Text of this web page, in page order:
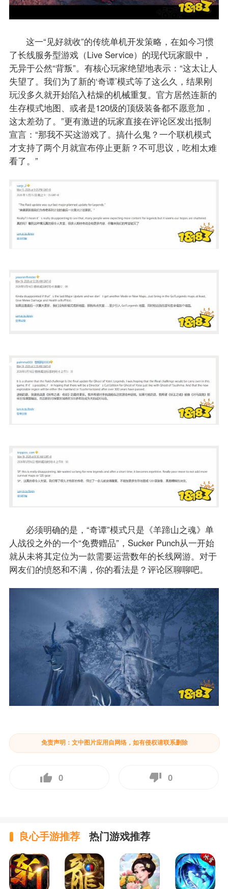
这一“见好就收”的传统单机开发策略，在如今习惯
了长线服务型游戏（Live Service）的现代玩家眼中，
无异于公然“背叛”。有核心玩家绝望地表示：“这太让人
失望了。我们为了新的‘奇谭’模式等了这么久，结果刚
玩没多久就开始陷入枯燥的机械重复。官方居然连新的
生存模式地图、或者是120级的顶级装备都不愿意加，
这太差劲了。”更有激进的玩家直接在评论区发出抵制
宣言：“那我不买这游戏了。搞什么鬼？一个联机模式
才支持了两个月就宣布停止更新？不可思议，吃相太难
看了。”
必须明确的是，“奇谭”模式只是《羊蹄山之魂》单
人战役之外的一个“免费赠品”，Sucker Punch从一开始
就从未将其定位为一款需要运营数年的长线网游。对于
网友们的愤怒和不满，你的看法是？评论区聊聊吧。
免责声明：文中图片应用自网络，如有侵权请联系删除
0 0
良心手游推荐 热门游戏推荐